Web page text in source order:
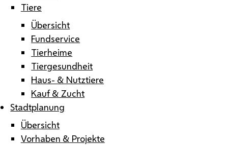
Tiere
Übersicht
Fundservice
Tierheime
Tiergesundheit
Haus- & Nutztiere
Kauf & Zucht
Stadtplanung
Übersicht
Vorhaben & Projekte